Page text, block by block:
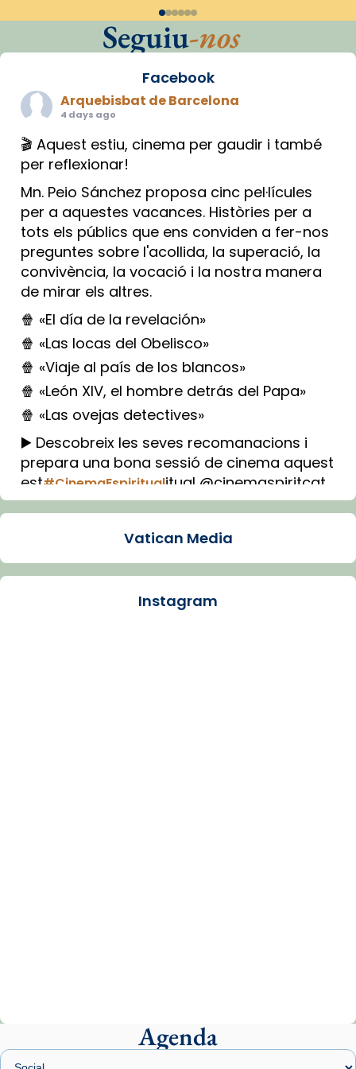
Seguiu-nos
Facebook
Arquebisbat de Barcelona
4 days ago
🎬 Aquest estiu, cinema per gaudir i també
per reflexionar!
Mn. Peio Sánchez proposa cinc pel·lícules
per a aquestes vacances. Històries per a
tots els públics que ens conviden a fer-nos
preguntes sobre l'acollida, la superació, la
convivència, la vocació i la nostra manera
de mirar els altres.
🍿 «El día de la revelación»
🍿 «Las locas del Obelisco»
🍿 «Viaje al país de los blancos»
🍿 «León XIV, el hombre detrás del Papa»
🍿 «Las ovejas detectives»
▶️ Descobreix les seves recomanacions i
prepara una bona sessió de cinema aquest
est#CinemaEspiritualitual @cinemaspiritcat
Imatge: Generada amb IA (OpenAI)
Arquebisbat de Barcelona
presidit aquest 27 de juliol la missa de Les
Santes de Mataró.
Vatican Media
Instagram
Agenda